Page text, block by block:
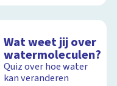
Wat weet jij over
watermoleculen?
Quiz over hoe water
kan veranderen